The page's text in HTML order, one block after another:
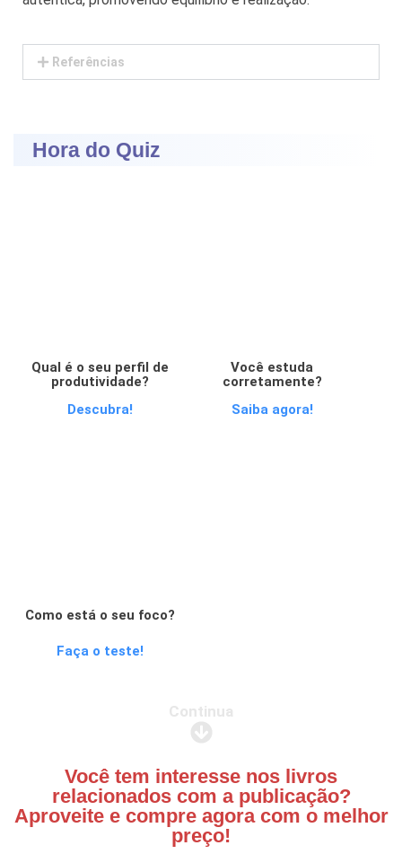
Referências
Hora do Quiz
Qual é o seu perfil de
produtividade?
Descubra!
Você estuda
corretamente?
Saiba agora!
Como está o seu foco?
Faça o teste!
Continua
Você tem interesse nos livros
relacionados com a publicação?
Aproveite e compre agora com o melhor
preço!